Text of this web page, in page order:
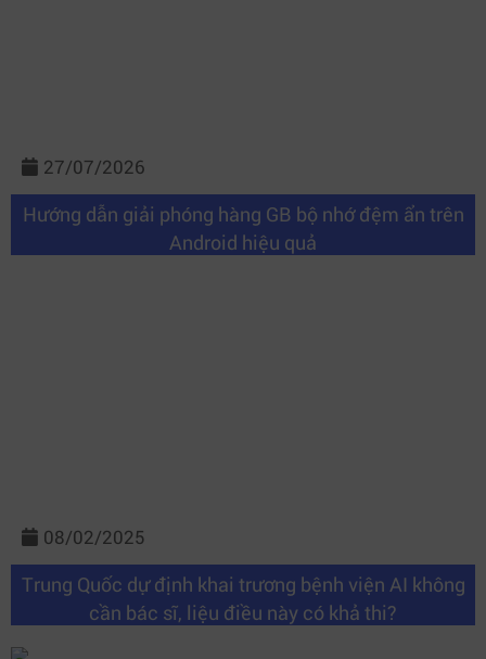
27/07/2026
Hướng dẫn giải phóng hàng GB bộ nhớ đệm ẩn trên
Android hiệu quả
08/02/2025
Trung Quốc dự định khai trương bệnh viện AI không
cần bác sĩ, liệu điều này có khả thi?